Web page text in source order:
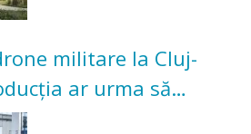
militare la Cluj-
ar urma să
acestui an